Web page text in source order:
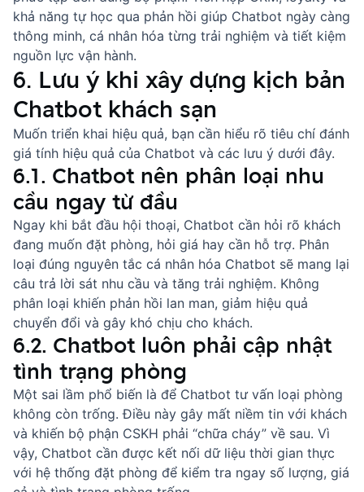
khả năng tự học qua phản hồi giúp Chatbot ngày càng
thông minh, cá nhân hóa từng trải nghiệm và tiết kiệm
nguồn lực vận hành.
6. Lưu ý khi xây dựng kịch bản
Chatbot khách sạn
Muốn triển khai hiệu quả, bạn cần hiểu rõ tiêu chí đánh
giá tính hiệu quả của Chatbot và các lưu ý dưới đây.
6.1. Chatbot nên phân loại nhu
cầu ngay từ đầu
Ngay khi bắt đầu hội thoại, Chatbot cần hỏi rõ khách
đang muốn đặt phòng, hỏi giá hay cần hỗ trợ. Phân
loại đúng nguyên tắc cá nhân hóa Chatbot sẽ mang lại
câu trả lời sát nhu cầu và tăng trải nghiệm. Không
phân loại khiến phản hồi lan man, giảm hiệu quả
chuyển đổi và gây khó chịu cho khách.
6.2. Chatbot luôn phải cập nhật
tình trạng phòng
Một sai lầm phổ biến là để Chatbot tư vấn loại phòng
không còn trống. Điều này gây mất niềm tin với khách
và khiến bộ phận CSKH phải “chữa cháy” về sau. Vì
vậy, Chatbot cần được kết nối dữ liệu thời gian thực
với hệ thống đặt phòng để kiểm tra ngay số lượng, giá